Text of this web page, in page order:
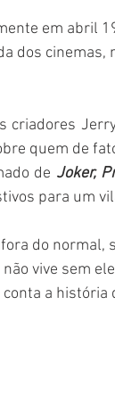
em abril
dos cinemas,
criadores
quem de
de Joker,
para um
do normal,
vive sem
a